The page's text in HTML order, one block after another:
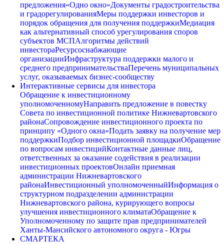
предложения«Одно окно»Документы градостроительства
и градорегулированияМеры поддержки инвесторов и
порядок обращения для получения поддержкиМедиация
как альтернативный способ урегулирования споров
субъектов МСПАлгоритмы действий
инвестораРесурсоснабжающие
организацииИнфраструктура поддержки малого и
среднего предпринимательстваПеречень муниципальных
услуг, оказываемых бизнес-сообществу
Интерактивные сервисы для инвестора
Обращение к инвестиционному
уполномоченномуНаправить предложение в повестку
Совета по инвестиционной политике Нижневартовского
районаСопровождение инвестиционного проекта по
принципу «Одного окна»Подать заявку на получение мер
поддержкиПодбор инвестиционной площадкиОбращение
по вопросам инвестицийКонтактные данные лиц,
ответственных за оказание содействия в реализации
инвестиционных проектовОнлайн приемная
администрации Нижневартовского
районаИнвестиционный уполномоченныйИнформация о
структурном подразделении администрации
Нижневартовского района, курирующего вопросы
улучшения инвестиционного климатаОбращение к
Уполномоченному по защите прав предпринимателей
Ханты-Мансийского автономного округа - Югры
СМАРТЕКА